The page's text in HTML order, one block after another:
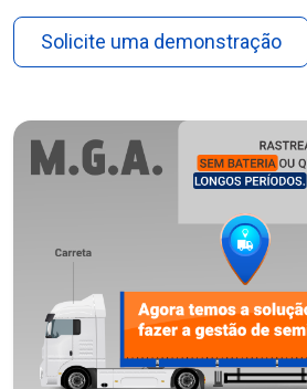
Solicite uma demonstração